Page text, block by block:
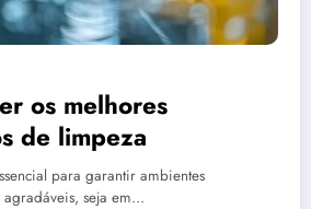
os melhores
de limpeza
para garantir ambientes
agradáveis, seja em…